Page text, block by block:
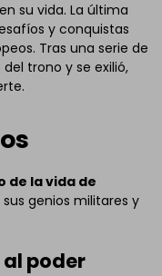
su vida. La última
y conquistas
Tras una serie de
trono y se exilió,
de la vida de
genios militares y
al poder